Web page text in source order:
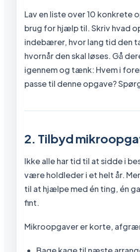
Lav en liste over 10 konkrete
brug for hjælp til. Skriv hvad
indebærer, hvor lang tid den
hvornår den skal løses. Gå
igennem og tænk: Hvem i
passe til denne opgave?
2. Tilbyd
Ikke alle har tid til at sidde i
være holdleder i et helt år.
til at hjælpe med én ting, én
fint.
Mikroopgaver er korte,